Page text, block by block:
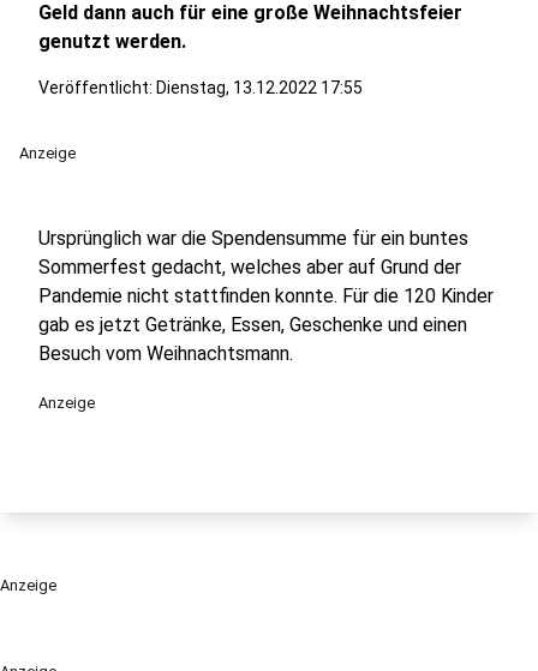
Geld dann auch für eine große Weihnachtsfeier
genutzt werden.
Veröffentlicht: Dienstag, 13.12.2022 17:55
Anzeige
Ursprünglich war die Spendensumme für ein buntes
Sommerfest gedacht, welches aber auf Grund der
Pandemie nicht stattfinden konnte. Für die 120 Kinder
gab es jetzt Getränke, Essen, Geschenke und einen
Besuch vom Weihnachtsmann.
Anzeige
Anzeige